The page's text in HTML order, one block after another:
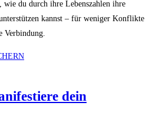
wie du durch ihre Lebenszahlen ihre
kannst – für weniger Konflikte
Verbindung.
dein